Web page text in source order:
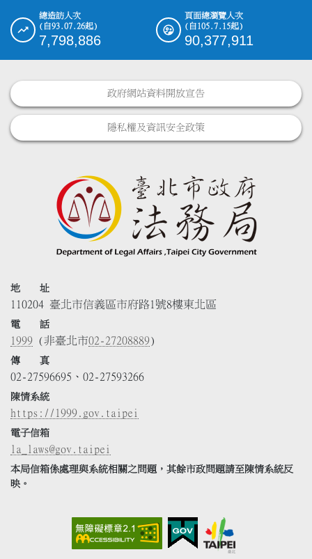
總造訪人次
(自93.07.26起)
7,798,886
頁面總瀏覽人次
(自105.7.15起)
90,377,911
政府網站資料開放宣告
隱私權及資訊安全政策
地 址
110204 臺北市信義區市府路1號8樓東北區
電 話
1999 (非臺北市02-27208889)
傳 真
02-27596695、02-27593266
陳情系統
https://1999.gov.taipei
電子信箱
la_laws@gov.taipei
本局信箱係處理與系統相關之問題，其餘市政問題請至陳情系統反
映。